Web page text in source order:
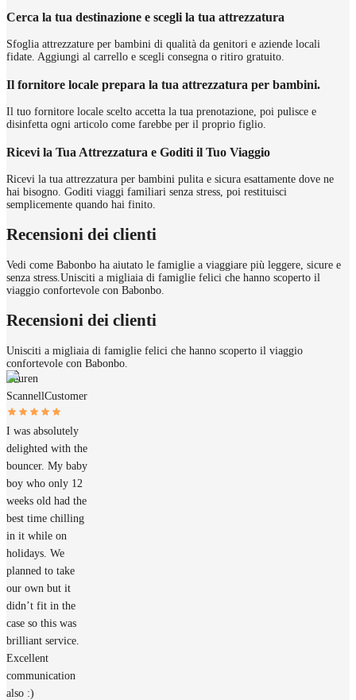
Cerca la tua destinazione e scegli la tua attrezzatura
Sfoglia attrezzature per bambini di qualità da genitori e aziende locali
fidate. Aggiungi al carrello e scegli consegna o ritiro gratuito.
Il fornitore locale prepara la tua attrezzatura per bambini.
Il tuo fornitore locale scelto accetta la tua prenotazione, poi pulisce e
disinfetta ogni articolo come farebbe per il proprio figlio.
Ricevi la Tua Attrezzatura e Goditi il Tuo Viaggio
Ricevi la tua attrezzatura per bambini pulita e sicura esattamente dove ne
hai bisogno. Goditi viaggi familiari senza stress, poi restituisci
semplicemente quando hai finito.
Recensioni dei clienti
Vedi come Babonbo ha aiutato le famiglie a viaggiare più leggere, sicure e
senza stress. Unisciti a migliaia di famiglie felici che hanno scoperto il
viaggio confortevole con Babonbo.
Recensioni dei clienti
Unisciti a migliaia di famiglie felici che hanno scoperto il viaggio
confortevole con Babonbo.
Lauren
ScannellCustomer
I was absolutely
delighted with the
bouncer. My baby
boy who only 12
weeks old had the
best time chilling
in it while on
holidays. We
planned to take
our own but it
didn’t fit in the
case so this was
brilliant service.
Excellent
communication
also :)